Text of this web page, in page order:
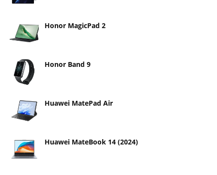
Honor MagicPad 2
Honor Band 9
Huawei MatePad Air
Huawei MateBook 14 (2024)